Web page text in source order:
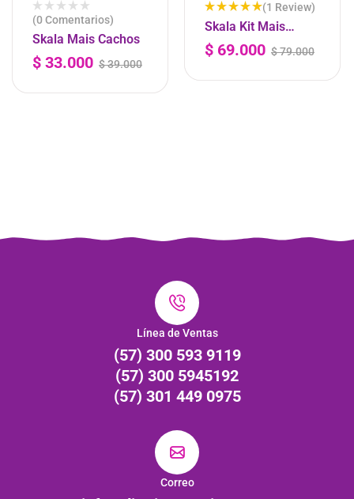
(0 Comentarios)
Skala Mais Cachos
$39.000
$ 33.000
- +
Valorado
con5.00
de 5
(1 Review)
Skala Kit Mais
Cachos Gel Y
Tratamiento
$79.000
$ 69.000
- +
Línea de Ventas
(57) 300 593 9119
(57) 300 5945192
(57) 301 449 0975
Correo